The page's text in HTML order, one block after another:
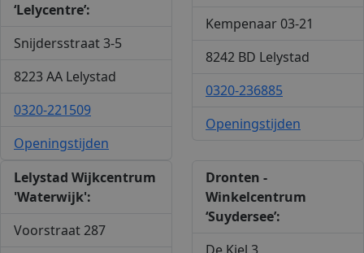
‘Lelycentre’:
Snijdersstraat 3-5
8223 AA Lelystad
0320-221509
Openingstijden
Kempenaar 03-21
8242 BD Lelystad
0320-236885
Openingstijden
Lelystad Wijkcentrum
'Waterwijk':
Voorstraat 287
Dronten -
Winkelcentrum
‘Suydersee’: